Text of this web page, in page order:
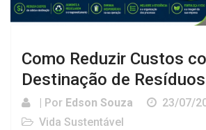
Como Reduzir Custos
Destinação de Resíduos
| Por Edson Souza
23/07/
Vida Sustentável